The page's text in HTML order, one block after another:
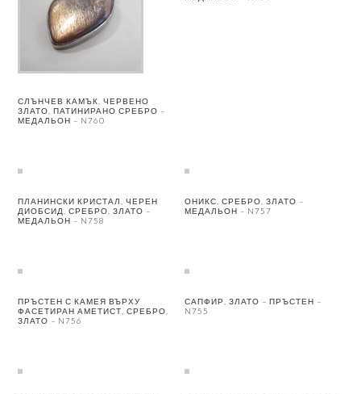
СЛЪНЧЕВ КАМЪК, ЧЕРВЕНО
ЗЛАТО, ПАТИНИРАНО СРЕБРО –
МЕДАЛЬОН – N760
ПЛАНИНСКИ КРИСТАЛ, ЧЕРЕН
ДИОБСИД, СРЕБРО, ЗЛАТО –
МЕДАЛЬОН – N758
ОНИКС, СРЕБРО, ЗЛАТО –
МЕДАЛЬОН – N757
ПРЪСТЕН С КАМЕЯ ВЪРХУ
ФАСЕТИРАН АМЕТИСТ, СРЕБРО,
ЗЛАТО – N756
САПФИР, ЗЛАТО – ПРЪСТЕН –
N755